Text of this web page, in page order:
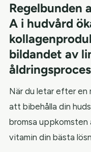
Regelbunden
A i hudvård
bildandet av
När du letar efter en
att bibehålla din
bromsa uppkomsten
vitamin din bästa